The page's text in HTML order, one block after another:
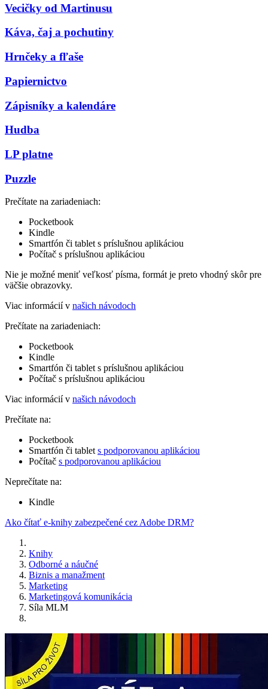
Vecičky od Martinusu
Káva, čaj a pochutiny
Hrnčeky a fľaše
Papiernictvo
Zápisníky a kalendáre
Hudba
LP platne
Puzzle
Prečítate na zariadeniach:
Pocketbook
Kindle
Smartfón či tablet s príslušnou aplikáciou
Počítač s príslušnou aplikáciou
Nie je možné meniť veľkosť písma, formát je preto vhodný skôr pre
väčšie obrazovky.
Viac informácií v našich návodoch
Prečítate na zariadeniach:
Pocketbook
Kindle
Smartfón či tablet s príslušnou aplikáciou
Počítač s príslušnou aplikáciou
Viac informácií v našich návodoch
Prečítate na:
Pocketbook
Smartfón či tablet s podporovanou aplikáciou
Počítač s podporovanou aplikáciou
Neprečítate na:
Kindle
Ako čítať e-knihy zabezpečené cez Adobe DRM?
Knihy
Odborné a náučné
Biznis a manažment
Marketing
Marketingová komunikácia
Síla MLM